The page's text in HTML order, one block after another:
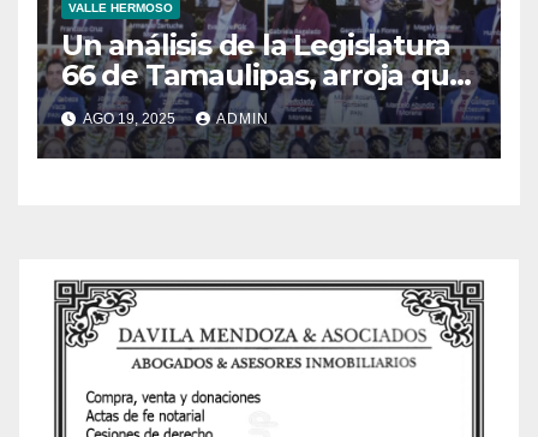
VALLE HERMOSO
Un análisis de la Legislatura
66 de Tamaulipas, arroja que
existen más diputados flojos
que productivos
AGO 19, 2025 ADMIN